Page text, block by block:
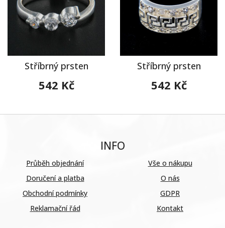
Stříbrný prsten
542 Kč
Stříbrný prsten
542 Kč
INFO
Průběh objednání
Doručení a platba
Obchodní podmínky
Reklamační řád
Vše o nákupu
O nás
GDPR
Kontakt